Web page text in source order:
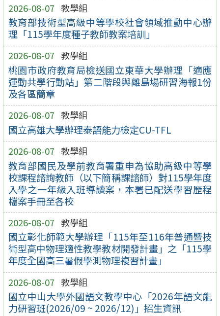
2026-08-07 教學組
教育部技術型高級中等學校社會領域推動中心辦
理「115學年度種子教師教案培訓」
2026-08-07 教學組
桃園市政府教育局檢送國立東華大學辦理「適應
運動共學行動站」第二階段與離島場研習海報1份
及各區簡章
2026-08-07 教學組
國立高雄大學辦理泰語能力檢定CU-TFL
2026-08-07 教學組
教育部國民及學前教育署重申為協助高級中等學
校課程諮詢教師（以下簡稱課諮師）對115學年度
入學之一年級入班導讀案，本署已配送學習歷程
檔案手冊至各校
2026-08-07 教學組
國立彰化師範大學辦理「115年至116年普通暨技
術型高中物理適性教學教材開發計畫」之「115學
年度全國高三暑假學測物理複習計畫」
2026-08-07 教學組
國立中山大學外國語文教學中心「2026年語文能
力研習班(2026/09 ~ 2026/12)」招生資訊